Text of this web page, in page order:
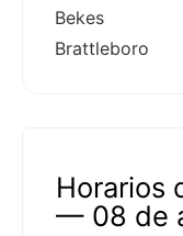
Bekes
Brattleboro
Horarios
— 08 de